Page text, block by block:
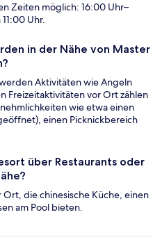
Zeiten möglich: 16:00 Uhr–
Uhr.
in der Nähe von Master
Aktivitäten wie Angeln
Freizeitaktivitäten vor Ort zählen
wie etwa einen
einen Picknickbereich
über Restaurants oder
Ort, die chinesische Küche, einen
am Pool bieten.